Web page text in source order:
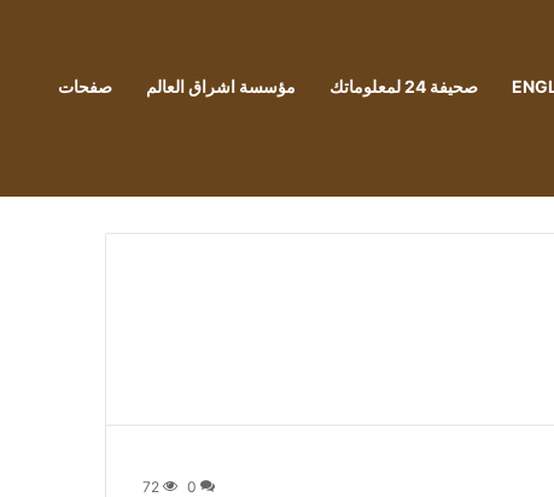
صحيفة 24 لمعلوماتك مؤسسة اشراق العالم صفحات
0
72